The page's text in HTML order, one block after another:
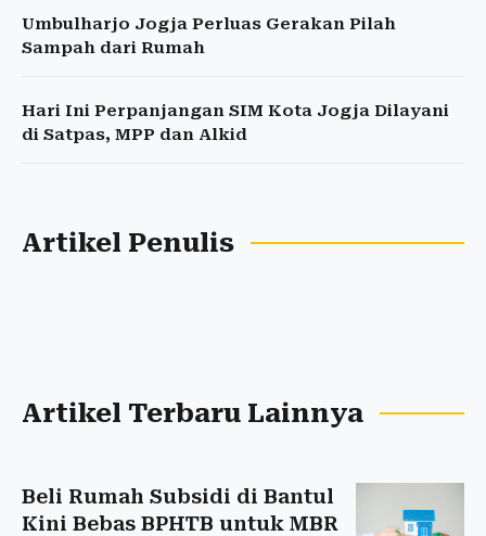
Umbulharjo Jogja Perluas Gerakan Pilah
Sampah dari Rumah
Hari Ini Perpanjangan SIM Kota Jogja Dilayani
di Satpas, MPP dan Alkid
Artikel Penulis
Artikel Terbaru Lainnya
Beli Rumah Subsidi di Bantul
Kini Bebas BPHTB untuk MBR